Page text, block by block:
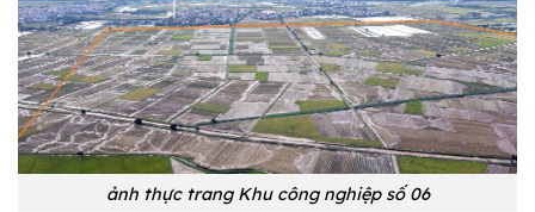
ảnh thực trang Khu công nghiệp số 06